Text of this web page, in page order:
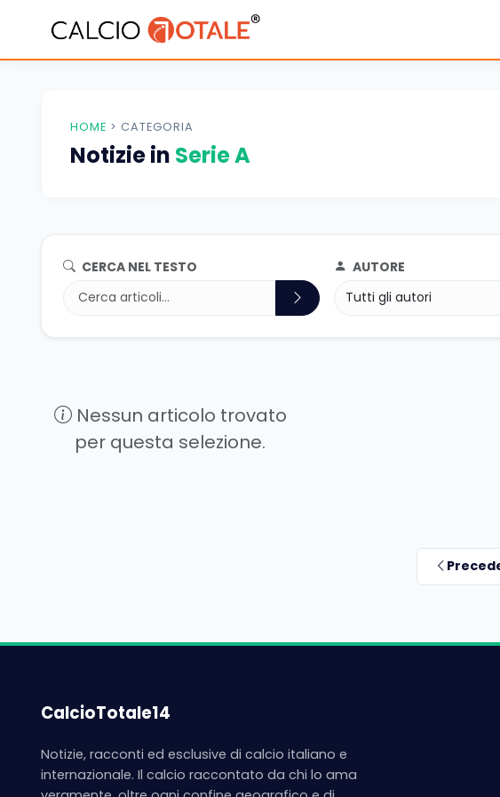
HOME > CATEGORIA
Notizie in Serie A
CERCA NEL TESTO AUTORE
Nessun articolo trovato
per questa selezione.
CalcioTotale14
Notizie, racconti ed esclusive di calcio italiano e
internazionale. Il calcio raccontato da chi lo ama